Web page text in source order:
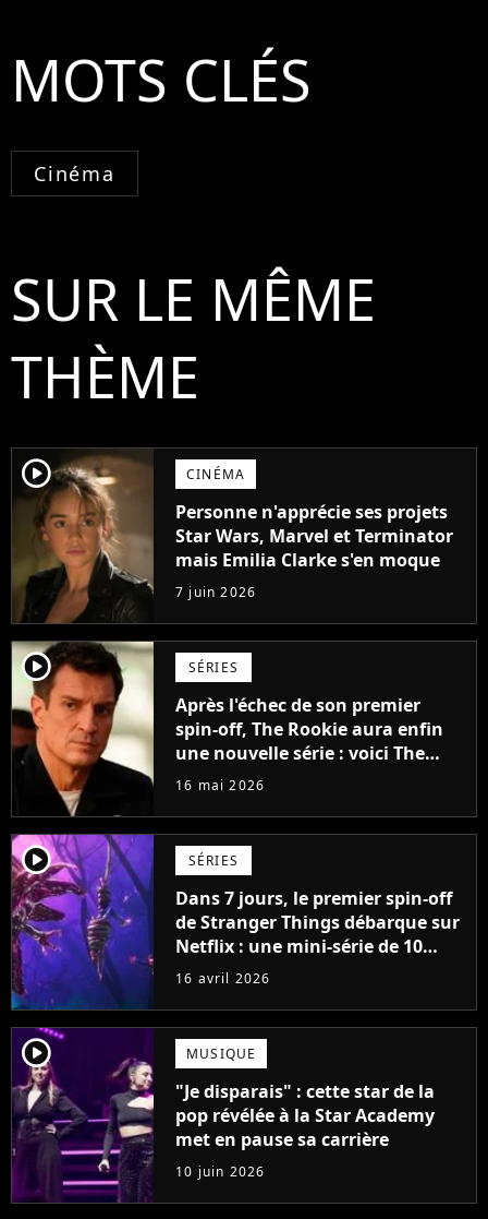
MOTS CLÉS
Cinéma
SUR LE MÊME
THÈME
player2 CINÉMA
Personne n'apprécie ses projets
Star Wars, Marvel et Terminator
mais Emilia Clarke s'en moque
7 juin 2026
player2 SÉRIES
Après l'échec de son premier
spin-off, The Rookie aura enfin
une nouvelle série : voici The
Rookie : North
16 mai 2026
player2 SÉRIES
Dans 7 jours, le premier spin-off
de Stranger Things débarque sur
Netflix : une mini-série de 10
épisodes qui relance le
16 avril 2026
player2 MUSIQUE
"Je disparais" : cette star de la
pop révélée à la Star Academy
met en pause sa carrière
10 juin 2026